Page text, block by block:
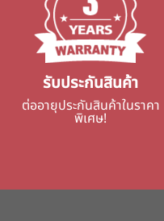
รับประกันสินค้า
ต่ออายุประกันสินค้าในราคา
พิเศษ!